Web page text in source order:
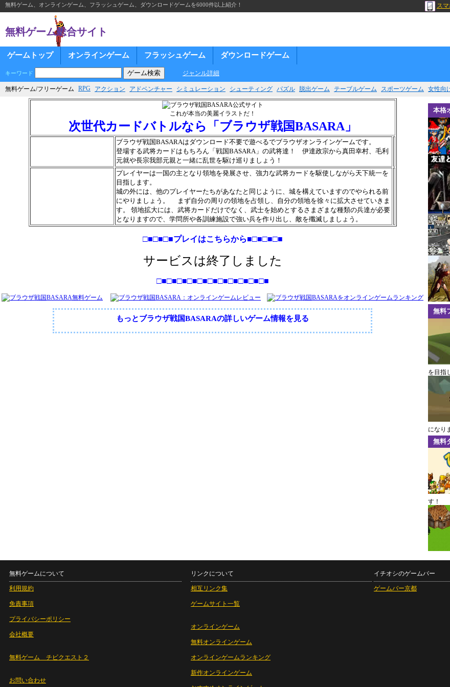
無料ゲーム、オンラインゲーム、フラッシュゲーム、ダウンロードゲームを6000件以上紹介！ ス
無料ゲーム総合サイト
ゲームトップ オンラインゲーム フラッシュゲーム ダウンロードゲーム
キーワード ジャンル詳細
無料ゲーム/フリーゲーム RPG アクション アドベンチャー シミュレーション シューティング パズル 脱出ゲーム テーブルゲーム スポーツゲーム 女性向
これが本当の美麗イラストだ！
次世代カードバトルなら「ブラウザ戦国BASARA」
ブラウザ戦国BASARAはダウンロード不要で遊べるでブラウザオンラインゲームです。
登場する武将カードはもちろん「戦国BASARA」の武将達！ 伊達政宗から真田幸村、毛利
元就や長宗我部元親と一緒に乱世を駆け巡りましょう！
プレイヤーは一国の主となり領地を発展させ、強力な武将カードを駆使しながら天下統一を
目指します。
城の外には、他のプレイヤーたちがあなたと同じように、城を構えていますのでやられる前
にやりましょう。 まず自分の周りの領地を占領し、自分の領地を徐々に拡大させていきま
す。 領地拡大には、武将カードだけでなく、武士を始めとするさまざまな種類の兵達が必要
となりますので、学問所や各訓練施設で強い兵を作り出し、敵を殲滅しましょう。
□■□■□■プレイはこちらから■□■□■□■
サービスは終了しました
□■□■□■□■□■□■□■□■□■□■□■
もっとブラウザ戦国BASARAの詳しいゲーム情報を見る
本格
無料
を目指
になり
無料
す！
無料ゲームについて
利用規約
免責事項
プライバシーポリシー
会社概要
無料ゲーム チビクエスト２
お問い合わせ
リンクについて
相互リンク集
ゲームサイト一覧
オンラインゲーム
無料オンラインゲーム
オンラインゲームランキング
新作オンラインゲーム
イチオシのゲームバー
ゲームバー京都